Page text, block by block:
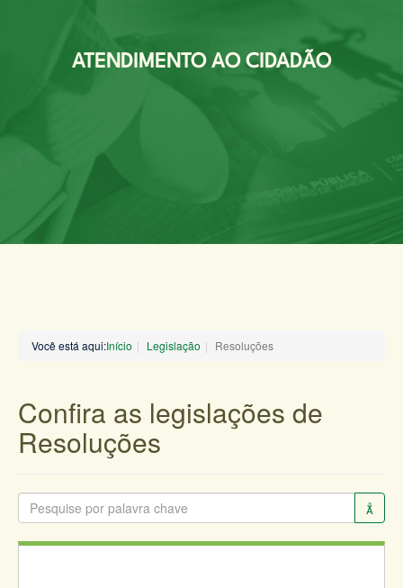
ATENDIMENTO AO CIDADÃO
Você está aqui:Início Legislação Resoluções
Confira as legislações de
Resoluções